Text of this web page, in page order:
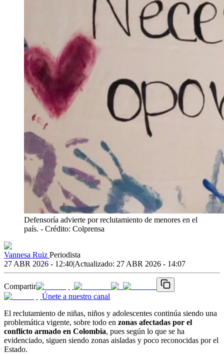
Defensoría advierte por reclutamiento de menores en el
país. - Crédito: Colprensa
Vannesa Ruiz Periodista
27 ABR 2026 - 12:40|Actualizado: 27 ABR 2026 - 14:07
Compartir
Únete a nuestro canal
El reclutamiento de niñas, niños y adolescentes continúa siendo una
problemática vigente, sobre todo en zonas afectadas por el
conflicto armado en Colombia, pues según lo que se ha
evidenciado, siguen siendo zonas aisladas y poco reconocidas por el
Estado.